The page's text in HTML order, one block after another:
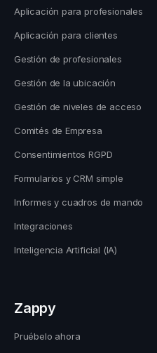
Aplicación para profesionales
Aplicación para clientes
Gestión de profesionales
Gestión de la ubicación
Gestión de niveles de acceso
Comités de Empresa
Consentimientos RGPD
Formularios y CRM simple
Informes y cuadros de mando
Integraciones
Inteligencia Artificial (IA)
Zappy
Pruébelo ahora